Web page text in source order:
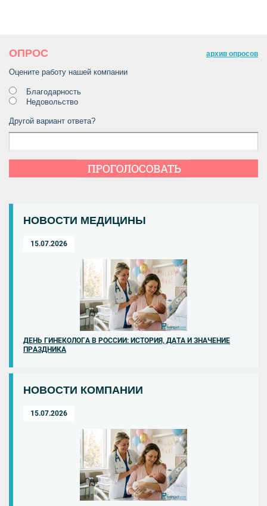
ПОДБОР АПТЕЧКИ
ОПРОС архив опросов
Оцените работу нашей компании
Благодарность
Недовольство
Другой вариант ответа?
НОВОСТИ МЕДИЦИНЫ
15.07.2026
ДЕНЬ ГИНЕКОЛОГА В РОССИИ: ИСТОРИЯ, ДАТА И ЗНАЧЕНИЕ
ПРАЗДНИКА
НОВОСТИ КОМПАНИИ
15.07.2026